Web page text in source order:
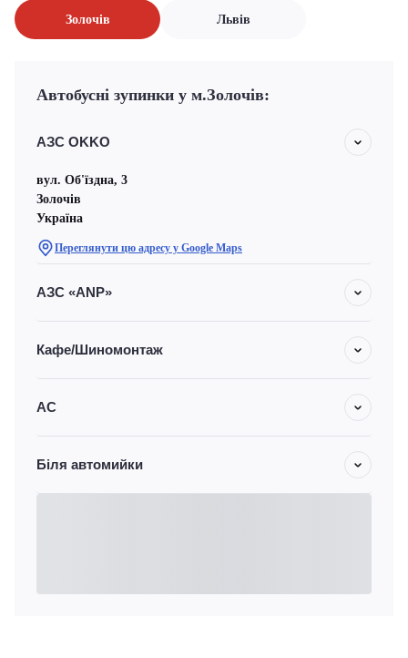
Золочів Львів
Автобусні зупинки у м.Золочів:
АЗС OKKO
вул. Об'їздна, 3
Золочів
Україна
Переглянути цю адресу у Google Maps
АЗС «ANP»
Кафе/Шиномонтаж
АС
Біля автомийки